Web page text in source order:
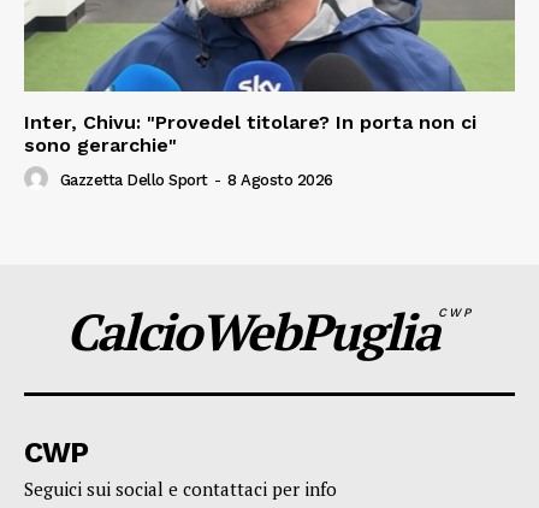
Inter, Chivu: "Provedel titolare? In porta non ci
sono gerarchie"
Gazzetta Dello Sport - 8 Agosto 2026
CalcioWebPugliaCWP
CWP
Seguici sui social e contattaci per info